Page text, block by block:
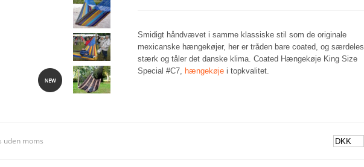
Smidigt håndvævet i samme klassiske stil som de originale
mexicanske hængekøjer, her er tråden bare coated, og særdeles
stærk og tåler det danske klima. Coated Hængekøje King Size
Special #C7, hængekøje i topkvalitet.
uden moms